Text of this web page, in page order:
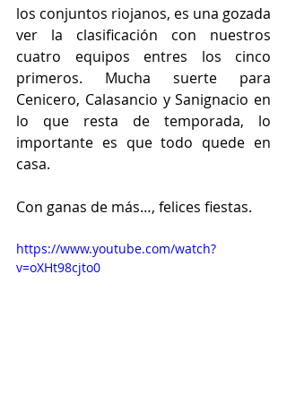
los conjuntos riojanos, es una gozada
ver la clasificación con nuestros
cuatro equipos entres los cinco
primeros. Mucha suerte para
Cenicero, Calasancio y Sanignacio en
lo que resta de temporada, lo
importante es que todo quede en
casa.
Con ganas de más…, felices fiestas.
https://www.youtube.com/watch?
v=oXHt98cjto0